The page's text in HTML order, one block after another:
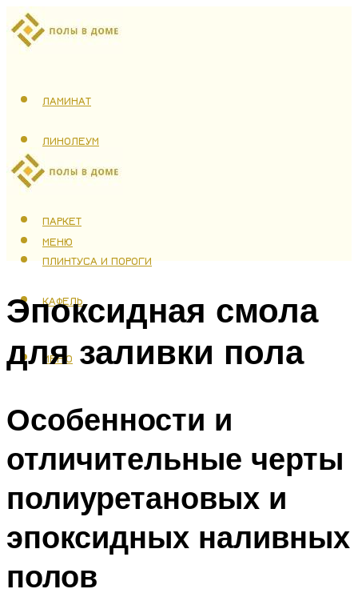
ЛАМИНАТ
ЛИНОЛЕУМ
ТЕПЛЫЙ ПОЛ
ПАРКЕТ
ПЛИНТУСА И ПОРОГИ
КАФЕЛЬ
МЕНЮ
МЕНЮ
Эпоксидная смола
для заливки пола
Особенности и
отличительные черты
полиуретановых и
эпоксидных наливных
полов